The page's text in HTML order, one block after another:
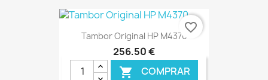
€ ONLINE
Tambor Original HP M4370
256,50 €
 COMPRAR
favorite_border